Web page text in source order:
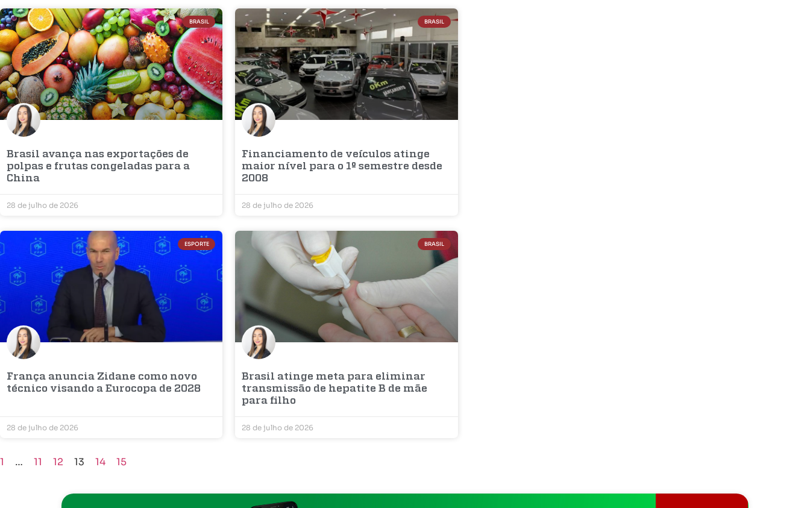
BRASIL
Brasil avança nas exportações de
polpas e frutas congeladas para a
China
28 de julho de 2026
BRASIL
Financiamento de veículos atinge
maior nível para o 1º semestre desde
2008
28 de julho de 2026
ESPORTE
França anuncia Zidane como novo
técnico visando a Eurocopa de 2028
28 de julho de 2026
BRASIL
Brasil atinge meta para eliminar
transmissão de hepatite B de mãe
para filho
28 de julho de 2026
1 … 11 12 13 14 15